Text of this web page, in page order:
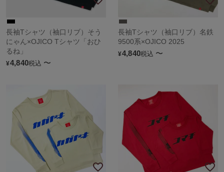
長袖Tシャツ（袖口リブ）そう
にゃん×OJICO Tシャツ「おひ
るね」
¥4,840税込 〜
長袖Tシャツ（袖口リブ）名鉄
9500系×OJICO 2025
¥4,840税込 〜